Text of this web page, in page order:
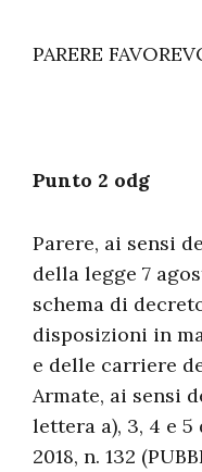
PARERE
Punto 2 odg
Parere, ai sensi
della legge 7
schema di
disposizioni in
e delle carriere
Armate, ai sensi
lettera a), 3, 4 e 5
2018, n. 132